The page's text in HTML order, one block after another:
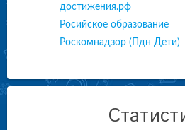
достижения.рф
Росийское образование
Роскомнадзор (Пдн Дети)